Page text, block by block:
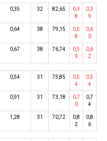
0,35 32 82,65
0,3
8
0,3
9
0,64 38 79,15
0,5
8
0,6
0
0,67 38 76,74
0,5
9
0,6
2
0,54 31 75,85
0,5
4
0,5
4
0,91 31 73,18
0,7
0
0,7
4
1,28 31 70,72
0,8
2
0,8
6